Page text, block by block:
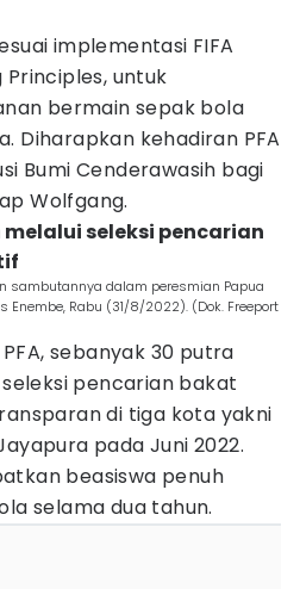
implementasi FIFA
untuk
bermain sepak bola
Diharapkan kehadiran PFA
Bumi Cenderawasih bagi
Wolfgang.
melalui seleksi pencarian
sambutannya dalam peresmian Papua
Enembe, Rabu (31/8/2022). (Dok. Freeport
sebanyak 30 putra
pencarian bakat
di tiga kota yakni
pada Juni 2022.
beasiswa penuh
selama dua tahun.